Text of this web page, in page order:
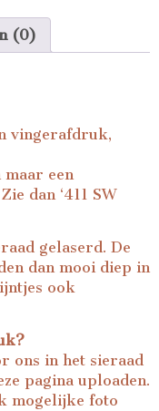
(0)
vingerafdruk,
een
dan ‘411 SW
gelaserd. De
dan mooi diep in
ook
ons in het sieraad
pagina uploaden.
mogelijke foto